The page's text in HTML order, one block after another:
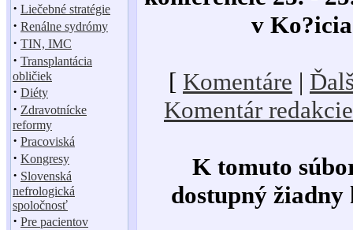
· Liečebné stratégie
· Renálne sydrómy
· TIN, IMC
· Transplantácia
obličiek
· Diéty
· Zdravotnícke
reformy
· Pracoviská
· Kongresy
· Slovenská
nefrologická
spoločnosť
· Pre pacientov
v
[ Komentáre |
Komentár redakcie
K tomuto
dostupný žiadny